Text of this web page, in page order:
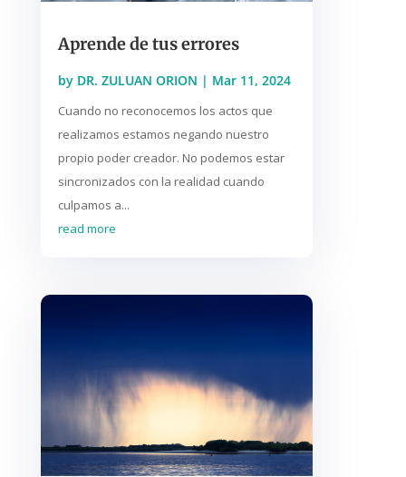
Aprende de tus errores
by DR. ZULUAN ORION | Mar 11, 2024
Cuando no reconocemos los actos que
realizamos estamos negando nuestro
propio poder creador. No podemos estar
sincronizados con la realidad cuando
culpamos a...
read more